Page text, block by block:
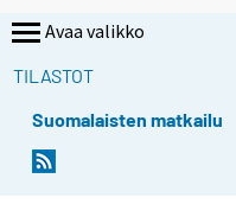
Avaa valikko
TILASTOT
Suomalaisten matkailu